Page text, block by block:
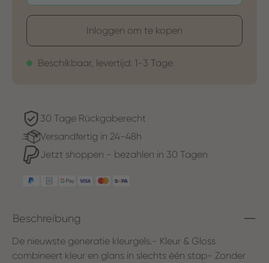
Inloggen om te kopen
Beschikbaar, levertijd: 1-3 Tage
30 Tage Rückgaberecht
Versandfertig in 24-48h
Jetzt shoppen - bezahlen in 30 Tagen
Beschreibung
De nieuwste generatie kleurgels.- Kleur & Gloss
combineert kleur en glans in slechts één stap- Zonder